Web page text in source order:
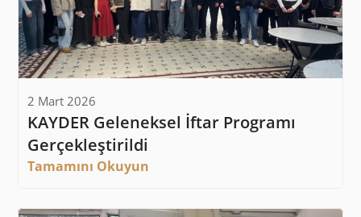
2 Mart 2026
KAYDER Geleneksel İftar Programı
Gerçekleştirildi
Tamamını Okuyun